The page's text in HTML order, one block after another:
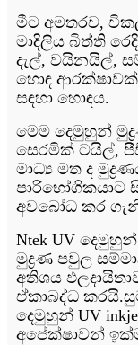
මීට අමතරව,
මාදිලිය බිත්ති
දැල්, වයිනයිල්,
හොඳ ආරක්ෂාවක්
සඳහා හොඳය.
මෙම දෙමුහුන්
සෙරමික් ටයිල්,
මාධ්‍ය මත ද
පාරිභෝගිකයාට
අවබෝධ කර
Ntek UV
මුද්‍රණ පවුල
අතිශය
ඒකාබද්ධ
දෙමුහුන් UV
අපේක්ෂාවන්